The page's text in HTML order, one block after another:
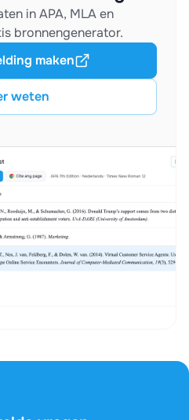
in APA, MLA en
bronnengenerator.
weten
maken